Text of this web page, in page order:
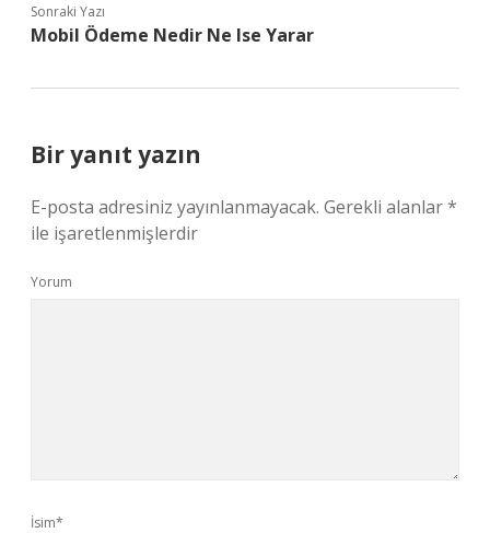
Sonraki Yazı
Mobil Ödeme Nedir Ne Ise Yarar
Bir yanıt yazın
E-posta adresiniz yayınlanmayacak. Gerekli alanlar*
ile işaretlenmişlerdir
Yorum
İsim*